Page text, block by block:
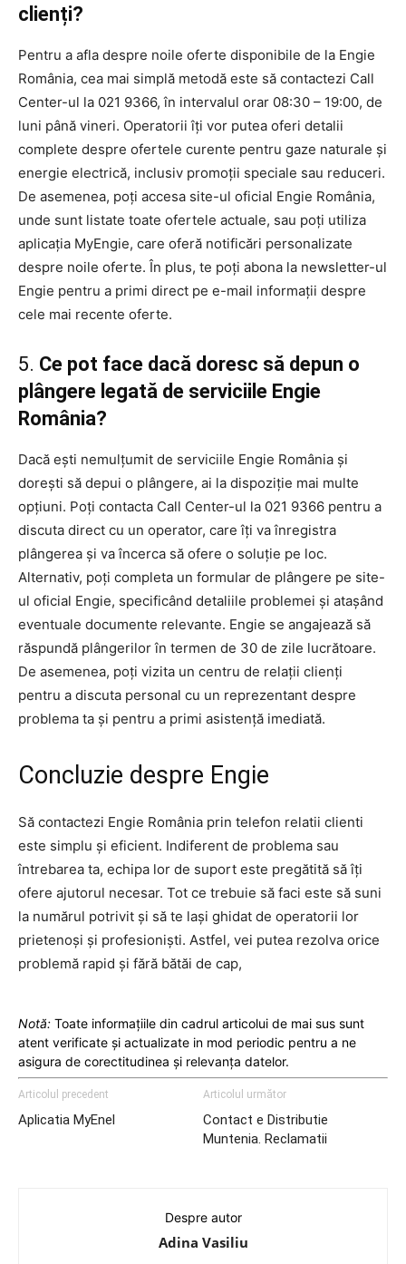
clienți?
Pentru a afla despre noile oferte disponibile de la Engie
România, cea mai simplă metodă este să contactezi Call
Center-ul la 021 9366, în intervalul orar 08:30 – 19:00, de
luni până vineri. Operatorii îți vor putea oferi detalii
complete despre ofertele curente pentru gaze naturale și
energie electrică, inclusiv promoții speciale sau reduceri.
De asemenea, poți accesa site-ul oficial Engie România,
unde sunt listate toate ofertele actuale, sau poți utiliza
aplicația MyEngie, care oferă notificări personalizate
despre noile oferte. În plus, te poți abona la newsletter-ul
Engie pentru a primi direct pe e-mail informații despre
cele mai recente oferte.
5. Ce pot face dacă doresc să depun o
plângere legată de serviciile Engie
România?
Dacă ești nemulțumit de serviciile Engie România și
dorești să depui o plângere, ai la dispoziție mai multe
opțiuni. Poți contacta Call Center-ul la 021 9366 pentru a
discuta direct cu un operator, care îți va înregistra
plângerea și va încerca să ofere o soluție pe loc.
Alternativ, poți completa un formular de plângere pe site-
ul oficial Engie, specificând detaliile problemei și atașând
eventuale documente relevante. Engie se angajează să
răspundă plângerilor în termen de 30 de zile lucrătoare.
De asemenea, poți vizita un centru de relații clienți
pentru a discuta personal cu un reprezentant despre
problema ta și pentru a primi asistență imediată.
Concluzie despre Engie
Să contactezi Engie România prin telefon relatii clienti
este simplu și eficient. Indiferent de problema sau
întrebarea ta, echipa lor de suport este pregătită să îți
ofere ajutorul necesar. Tot ce trebuie să faci este să suni
la numărul potrivit și să te lași ghidat de operatorii lor
prietenoși și profesioniști. Astfel, vei putea rezolva orice
problemă rapid și fără bătăi de cap,
Notă: Toate informațiile din cadrul articolui de mai sus sunt
atent verificate și actualizate in mod periodic pentru a ne
asigura de corectitudinea și relevanța datelor.
Articolul precedent
Aplicatia MyEnel
Articolul următor
Contact e Distributie
Muntenia. Reclamatii
Despre autor
Adina Vasiliu